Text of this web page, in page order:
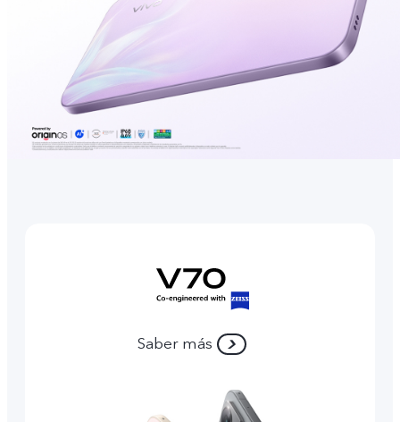
Saber más